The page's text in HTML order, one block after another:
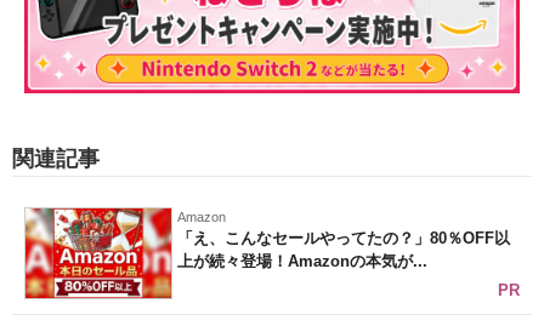
関連記事
Amazon
「え、こんなセールやってたの？」80％OFF以
上が続々登場！Amazonの本気が...
PR